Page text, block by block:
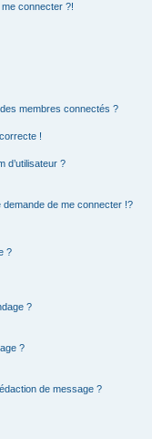
connecter ?!
membres connectés ?
!
d’utilisateur ?
demande de me connecter !?
?
?
?
de message ?